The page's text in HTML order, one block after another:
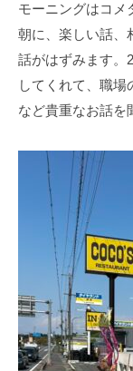
モーニングはコメ
朝に、楽しい話、
話がはずみます。
してくれて、職場
など貴重なお話を